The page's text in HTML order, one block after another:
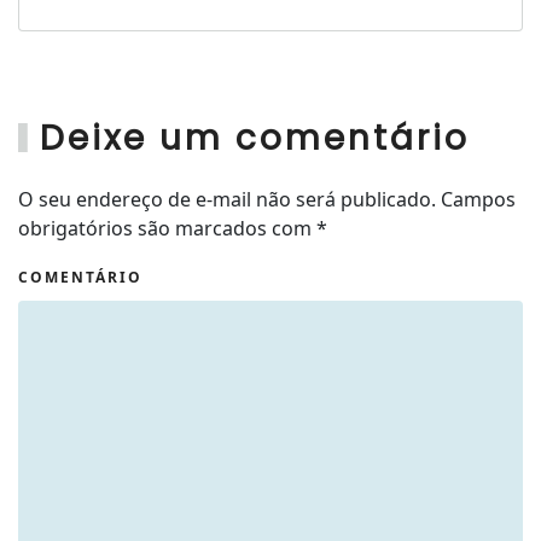
Deixe um comentário
O seu endereço de e-mail não será publicado. Campos
obrigatórios são marcados com *
COMENTÁRIO